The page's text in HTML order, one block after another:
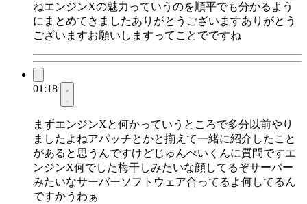
ねエンジンXの魅力っていうのを順平でも分かるよう
にまとめてきましたありがとうございますありがとう
ございますお願いしますってことでですね
01:18
まずエンジンXと何かっていうところで多分以前やり
ましたよねアパッチとかと揃えて一緒に紹介したこと
があると思うんですけどじゅんぺいくんに質問ですエ
ンジンX何でした梅干しみたいな顔してるぞサーバー
みたいなサーバーソフトウェア合ってるよ何してるん
ですかうわぁ